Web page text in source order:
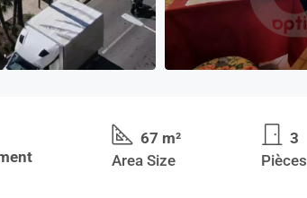
67 m²
Area Size
3
Pièces